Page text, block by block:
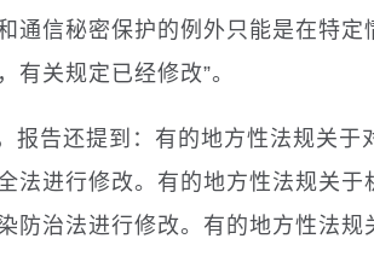
通信秘密保护的例外只能是在特
有关规定已经修改”。
报告还提到：有的地方性法规关
法进行修改。有的地方性法规关
防治法进行修改。有的地方性法